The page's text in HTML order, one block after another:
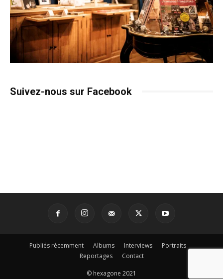
Publiés récemment Albums Interviews
Portraits
Reportages
Contact
© hexagone 2021